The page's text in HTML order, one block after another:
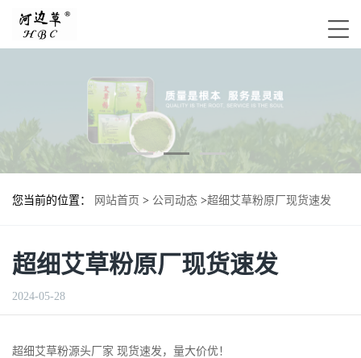
您当前的位置： 网站首页 > 公司动态 >超细艾草粉原厂现货速发
超细艾草粉原厂现货速发
2024-05-28
超细艾草粉源头厂家 现货速发，量大价优！